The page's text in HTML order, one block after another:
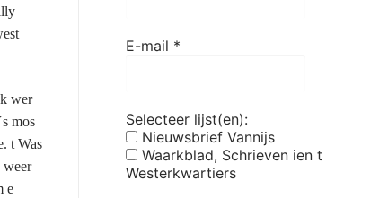
wer
mos
t Was
weer
e
E-mail *
Selecteer lijst(en):
Nieuwsbrief Vannijs
Waarkblad, Schrieven ien t
Westerkwartiers